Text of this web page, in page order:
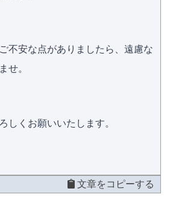
不安な点がありましたら、遠慮な
せ。
しくお願いいたします。
文章をコピーする